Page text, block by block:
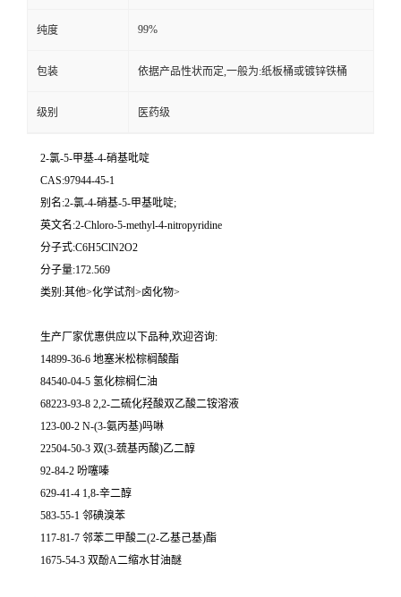
纯度 99%
包装 依据产品性状而定,一般为:纸板桶或镀锌铁桶
级别 医药级
2-氯-5-甲基-4-硝基吡啶
CAS:97944-45-1
别名:2-氯-4-硝基-5-甲基吡啶;
英文名:2-Chloro-5-methyl-4-nitropyridine
分子式:C6H5ClN2O2
分子量:172.569
类别:其他>化学试剂>卤化物>
生产厂家优惠供应以下品种,欢迎咨询:
14899-36-6 地塞米松棕榈酸酯
84540-04-5 氢化棕榈仁油
68223-93-8 2,2-二硫化羟酸双乙酸二铵溶液
123-00-2 N-(3-氨丙基)吗啉
22504-50-3 双(3-巯基丙酸)乙二醇
92-84-2 吩噻嗪
629-41-4 1,8-辛二醇
583-55-1 邻碘溴苯
117-81-7 邻苯二甲酸二(2-乙基己基)酯
1675-54-3 双酚A二缩水甘油醚